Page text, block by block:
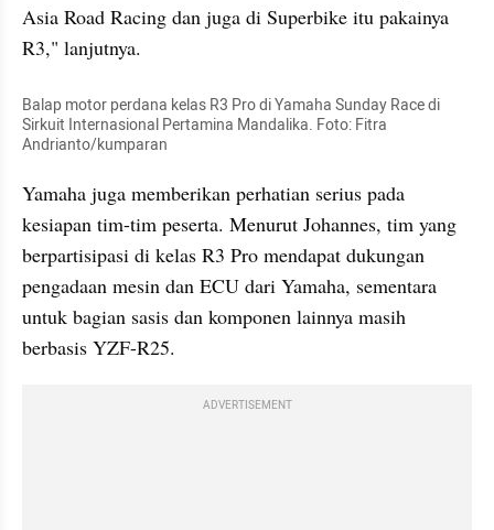
Asia Road Racing dan juga di Superbike itu pakainya
R3," lanjutnya.
Balap motor perdana kelas R3 Pro di Yamaha Sunday Race di
Sirkuit Internasional Pertamina Mandalika. Foto: Fitra
Andrianto/kumparan
Yamaha juga memberikan perhatian serius pada
kesiapan tim-tim peserta. Menurut Johannes, tim yang
berpartisipasi di kelas R3 Pro mendapat dukungan
pengadaan mesin dan ECU dari Yamaha, sementara
untuk bagian sasis dan komponen lainnya masih
berbasis YZF-R25.
ADVERTISEMENT